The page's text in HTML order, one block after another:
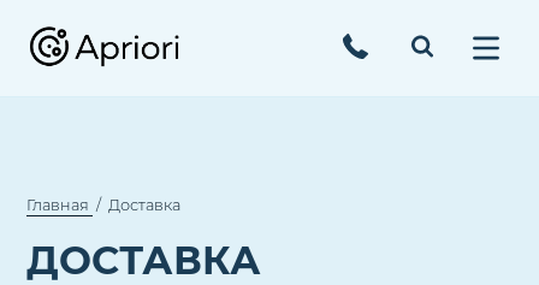
Главная Доставка
ДОСТАВКА